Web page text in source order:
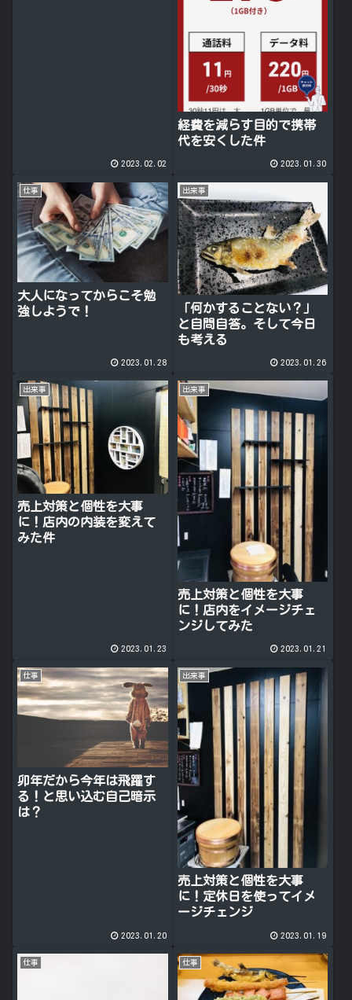
2023.02.02
経費を減らす目的で携帯
代を安くした件
2023.01.30
仕事
大人になってからこそ勉
強しようで！
2023.01.28
出来事
「何かすることない？」
と自問自答。そして今日
も考える
2023.01.26
出来事
売上対策と個性を大事
に！店内の内装を変えて
みた件
2023.01.23
出来事
売上対策と個性を大事
に！店内をイメージチェ
ンジしてみた
2023.01.21
仕事
卯年だから今年は飛躍す
る！と思い込む自己暗示
は？
2023.01.20
出来事
売上対策と個性を大事
に！定休日を使ってイメ
ージチェンジ
2023.01.19
仕事 仕事